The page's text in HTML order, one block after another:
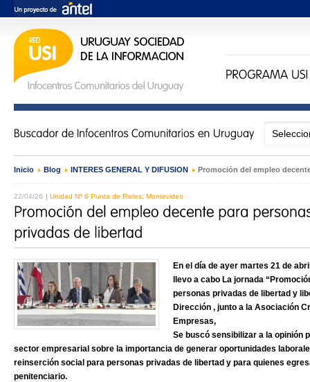
Inicio › Blog › INTERÉS GENERAL Y DIFUSIÓN › Promoción del empleo
22/04/26 Unidad Nº 6 Punta de Rieles, Montevideo
En el día de ayer martes 21 de
llevo a cabo La jornada
personas privadas de libertad y
Dirección , junto a la Asociación
Empresas,
Se buscó sensibilizar a la opinión
sector empresarial sobre la importancia de generar oportunidades
reinserción social para personas privadas de libertad y para quienes
penitenciario.